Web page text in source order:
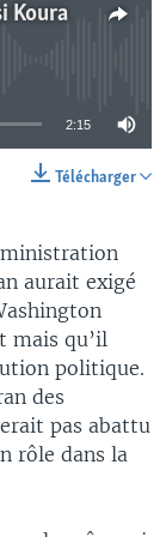
Koura
2:15
Télécharger
aurait exigé
mais qu’il
politique.
des
pas abattu
rôle dans la